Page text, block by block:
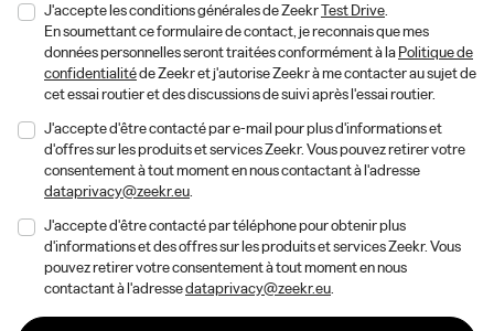
J'accepte les conditions générales de ZeekrTest Drive.
En soumettant ce formulaire de contact, je reconnais que mes
données personnelles seront traitées conformément à laPolitique de
confidentialitéde Zeekr et j'autorise Zeekr à me contacter au sujet de
cet essai routier et des discussions de suivi après l'essai routier.
J'accepte d'être contacté par e-mail pour plus d'informations et
d'offres sur les produits et services Zeekr. Vous pouvez retirer votre
consentement à tout moment en nous contactant à l'adresse
dataprivacy@zeekr.eu.
J'accepte d'être contacté par téléphone pour obtenir plus
d'informations et des offres sur les produits et services Zeekr. Vous
pouvez retirer votre consentement à tout moment en nous
contactant à l'adressedataprivacy@zeekr.eu.